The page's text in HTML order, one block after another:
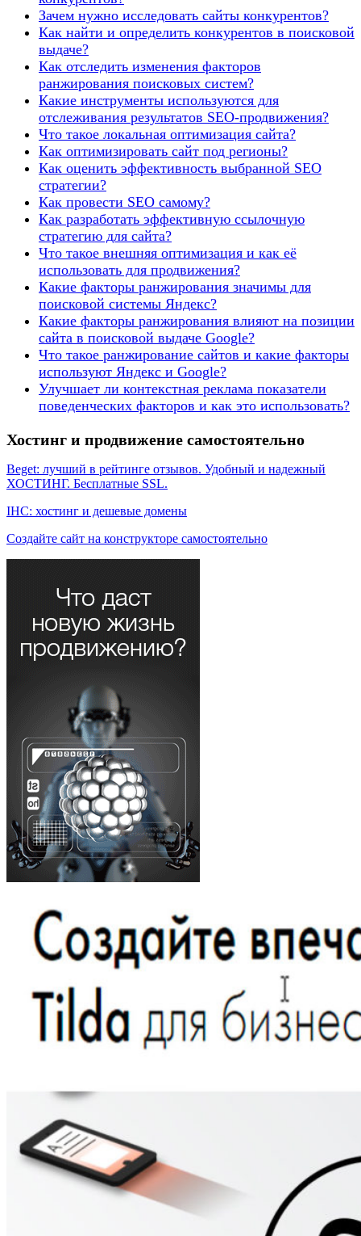
Зачем нужно исследовать сайты конкурентов?
Как найти и определить конкурентов в поисковой
выдаче?
Как отследить изменения факторов
ранжирования поисковых систем?
Какие инструменты используются для
отслеживания результатов SEO-продвижения?
Что такое локальная оптимизация сайта?
Как оптимизировать сайт под регионы?
Как оценить эффективность выбранной SEO
стратегии?
Как провести SEO самому?
Как разработать эффективную ссылочную
стратегию для сайта?
Что такое внешняя оптимизация и как её
использовать для продвижения?
Какие факторы ранжирования значимы для
поисковой системы Яндекс?
Какие факторы ранжирования влияют на позиции
сайта в поисковой выдаче Google?
Что такое ранжирование сайтов и какие факторы
используют Яндекс и Google?
Улучшает ли контекстная реклама показатели
поведенческих факторов и как это использовать?
Хостинг и продвижение самостоятельно
Beget: лучший в рейтинге отзывов. Удобный и надежный
ХОСТИНГ. Бесплатные SSL.
IHC: хостинг и дешевые домены
Создайте сайт на конструкторе самостоятельно